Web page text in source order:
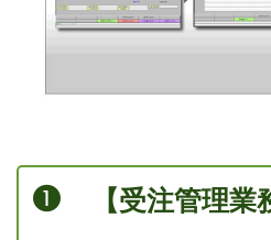
【受注管理業